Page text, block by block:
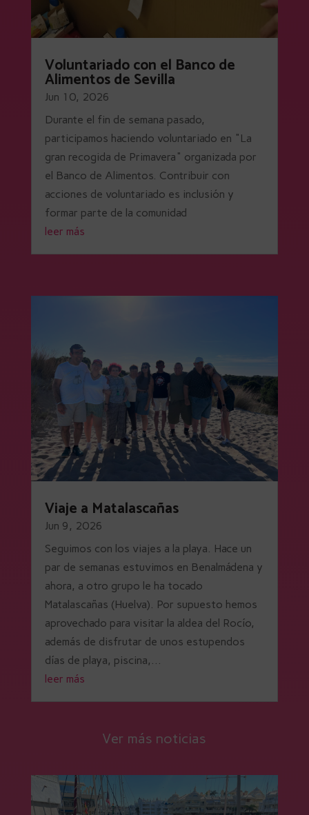
Voluntariado con el Banco de
Alimentos de Sevilla
Jun 10, 2026
Durante el fin de semana pasado,
participamos haciendo voluntariado en "La
gran recogida de Primavera" organizada por
el Banco de Alimentos. Contribuir con
acciones de voluntariado es inclusión y
formar parte de la comunidad
leer más
Viaje a Matalascañas
Jun 9, 2026
Seguimos con los viajes a la playa. Hace un
par de semanas estuvimos en Benalmádena y
ahora, a otro grupo le ha tocado
Matalascañas (Huelva). Por supuesto hemos
aprovechado para visitar la aldea del Rocío,
además de disfrutar de unos estupendos
días de playa, piscina,...
leer más
Ver más noticias